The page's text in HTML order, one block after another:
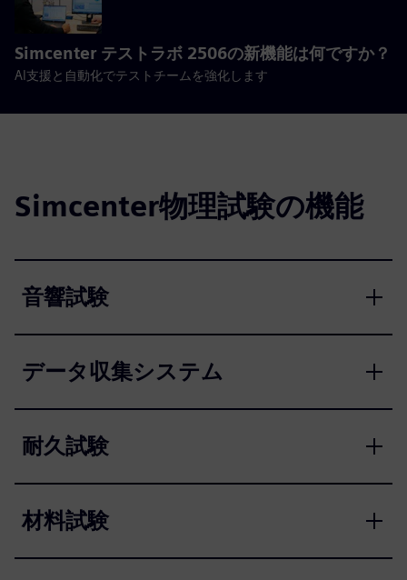
Simcenter テストラボ 2506の新機能は何ですか？
AI支援と自動化でテストチームを強化します
Simcenter物理試験の機能
音響試験
データ収集システム
耐久試験
材料試験